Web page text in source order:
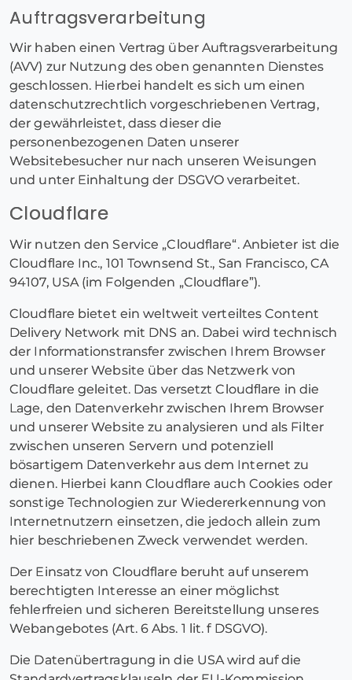
Auftragsverarbeitung
Wir haben einen Vertrag über Auftragsverarbeitung
(AVV) zur Nutzung des oben genannten Dienstes
geschlossen. Hierbei handelt es sich um einen
datenschutzrechtlich vorgeschriebenen Vertrag,
der gewährleistet, dass dieser die
personenbezogenen Daten unserer
Websitebesucher nur nach unseren Weisungen
und unter Einhaltung der DSGVO verarbeitet.
Cloudflare
Wir nutzen den Service „Cloudflare“. Anbieter ist die
Cloudflare Inc., 101 Townsend St., San Francisco, CA
94107, USA (im Folgenden „Cloudflare”).
Cloudflare bietet ein weltweit verteiltes Content
Delivery Network mit DNS an. Dabei wird technisch
der Informationstransfer zwischen Ihrem Browser
und unserer Website über das Netzwerk von
Cloudflare geleitet. Das versetzt Cloudflare in die
Lage, den Datenverkehr zwischen Ihrem Browser
und unserer Website zu analysieren und als Filter
zwischen unseren Servern und potenziell
bösartigem Datenverkehr aus dem Internet zu
dienen. Hierbei kann Cloudflare auch Cookies oder
sonstige Technologien zur Wiedererkennung von
Internetnutzern einsetzen, die jedoch allein zum
hier beschriebenen Zweck verwendet werden.
Der Einsatz von Cloudflare beruht auf unserem
berechtigten Interesse an einer möglichst
fehlerfreien und sicheren Bereitstellung unseres
Webangebotes (Art. 6 Abs. 1 lit. f DSGVO).
Die Datenübertragung in die USA wird auf die